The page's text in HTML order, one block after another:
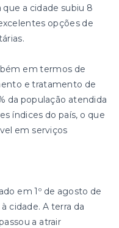
que a cidade subiu 8
opções de
em termos de
e tratamento de
da população atendida
índices do país, o que
em serviços
em 1º de agosto de
cidade. A terra da
a atrair